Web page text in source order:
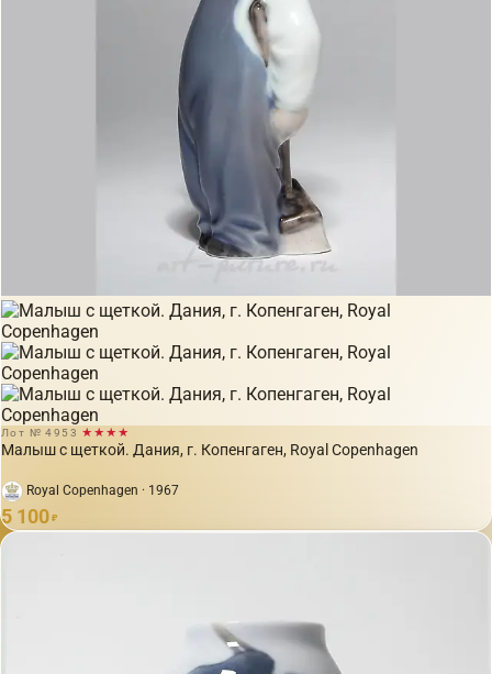
Лот № 4953 ★★★★
Малыш с щеткой. Дания, г. Копенгаген, Royal Copenhagen
Royal Copenhagen · 1967
5 100 ₽